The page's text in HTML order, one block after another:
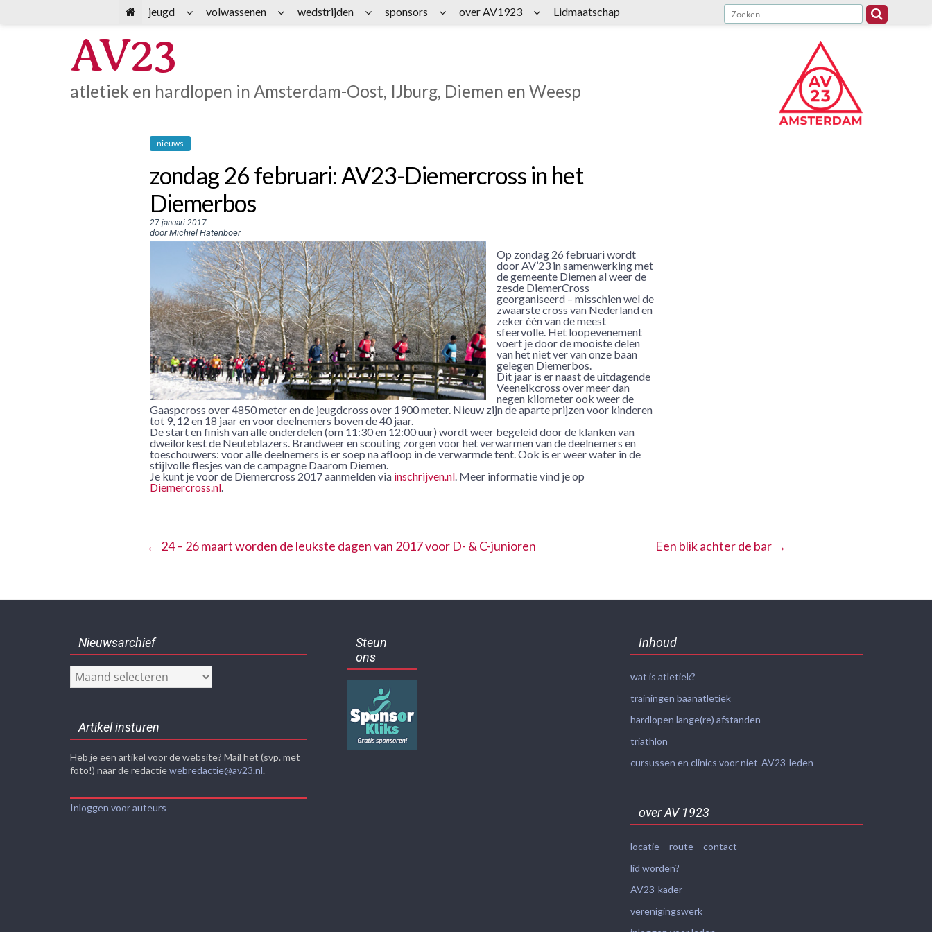
AV23
atletiek en hardlopen in Amsterdam-Oost, IJburg, Diemen en Weesp
nieuws
zondag 26 februari: AV23-Diemercross in het
Diemerbos
27 januari 2017
door Michiel Hatenboer
Op zondag 26 februari wordt
door AV’23 in samenwerking met
de gemeente Diemen al weer de
zesde DiemerCross
georganiseerd – misschien wel de
zwaarste cross van Nederland en
zeker één van de meest
sfeervolle. Het loopevenement
voert je door de mooiste delen
van het niet ver van onze baan
gelegen Diemerbos.
Dit jaar is er naast de uitdagende
Veeneikcross over meer dan
negen kilometer ook weer de
Gaaspcross over 4850 meter en de jeugdcross over 1900 meter. Nieuw zijn de aparte prijzen voor kinderen
tot 9, 12 en 18 jaar en voor deelnemers boven de 40 jaar.
De start en finish van alle onderdelen (om 11:30 en 12:00 uur) wordt weer begeleid door de klanken van
dweilorkest de Neuteblazers. Brandweer en scouting zorgen voor het verwarmen van de deelnemers en
toeschouwers: voor alle deelnemers is er soep na afloop in de verwarmde tent. Ook is er weer water in de
stijlvolle flesjes van de campagne Daarom Diemen.
Je kunt je voor de Diemercross 2017 aanmelden via inschrijven.nl. Meer informatie vind je op
Diemercross.nl.
← 24 – 26 maart worden de leukste dagen van 2017 voor D- & C-junioren Een blik achter de bar →
Nieuwsarchief
Nieuwsarchief
Artikel insturen
Heb je een artikel voor de website? Mail het (svp. met
foto!) naar de redactiewebredactie@av23.nl.
Inloggen voor auteurs
Steun
ons
Inhoud
wat is atletiek?
trainingen baanatletiek
hardlopen lange(re) afstanden
triathlon
cursussen en clinics voor niet-AV23-leden
over AV 1923
locatie – route – contact
lid worden?
AV23-kader
verenigingswerk
jeugd volwassenen wedstrijden sponsors over AV1923 Lidmaatschap